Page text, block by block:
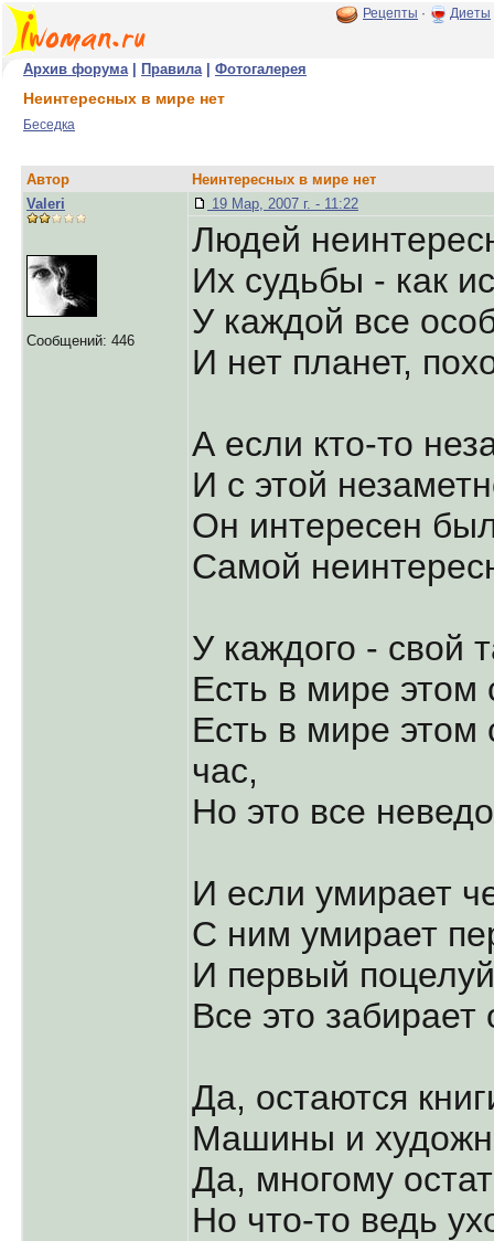
Рецепты · Диеты
Архив форума| Правила| Фотогалерея
Неинтересных в мире нет
Беседка
Автор
Неинтересных в мире нет
Valeri
Сообщений: 446
19 Мар, 2007 г. - 11:22
Людей
Их судьбы - как
У каждой все
И нет планет,
А если кто-то
И с этой
Он интересен
Самой
У каждого - свой
Есть в мире
Есть в мире
час,
Но это все
И если умирает
С ним умирает
И первый
Все это забирает
Да, остаются
Машины и
Да, многому
Но что-то ведь